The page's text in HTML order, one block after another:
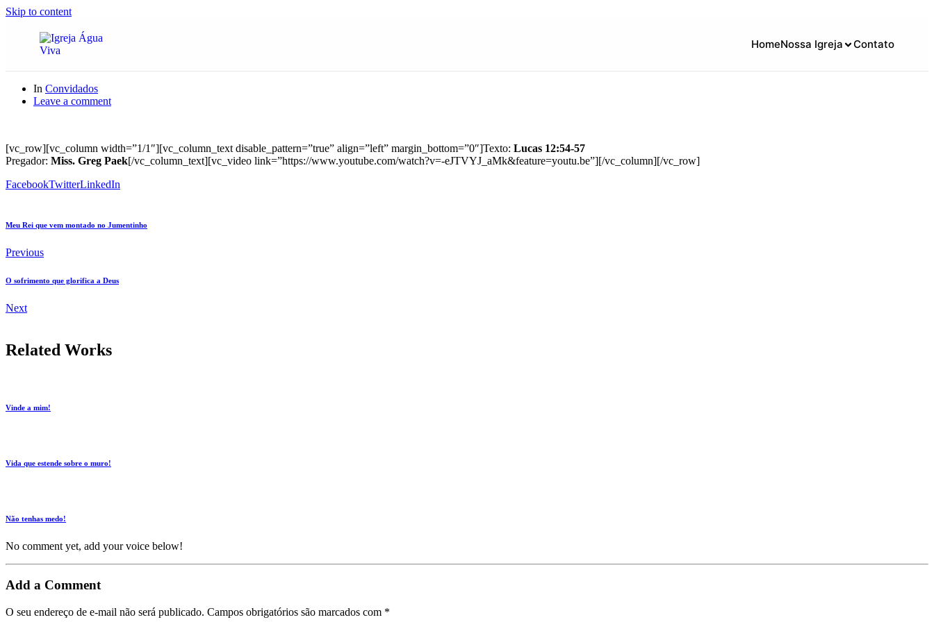
Skip to content
HomeNossa Igreja Contato
In Convidados
Leave a comment
[vc_row][vc_column width=”1/1″][vc_column_text disable_pattern=”true” align=”left” margin_bottom=”0″]Texto: Lucas 12:54-57
Pregador: Miss. Greg Paek[/vc_column_text][vc_video link=”https://www.youtube.com/watch?v=-eJTVYJ_aMk&feature=youtu.be”][/vc_column][/vc_row]
FacebookTwitterLinkedIn
Meu Rei que vem montado no Jumentinho
Previous
O sofrimento que glorifica a Deus
Next
Related Works
Vinde a mim!
Vida que estende sobre o muro!
Não tenhas medo!
No comment yet, add your voice below!
Add a Comment
O seu endereço de e-mail não será publicado. Campos obrigatórios são marcados com *